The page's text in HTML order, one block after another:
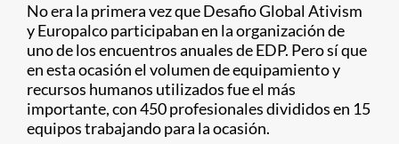
No era la primera vez que Desafio Global Ativism
y Europalco participaban en la organización de
uno de los encuentros anuales de EDP. Pero sí que
en esta ocasión el volumen de equipamiento y
recursos humanos utilizados fue el más
importante, con 450 profesionales divididos en 15
equipos trabajando para la ocasión.